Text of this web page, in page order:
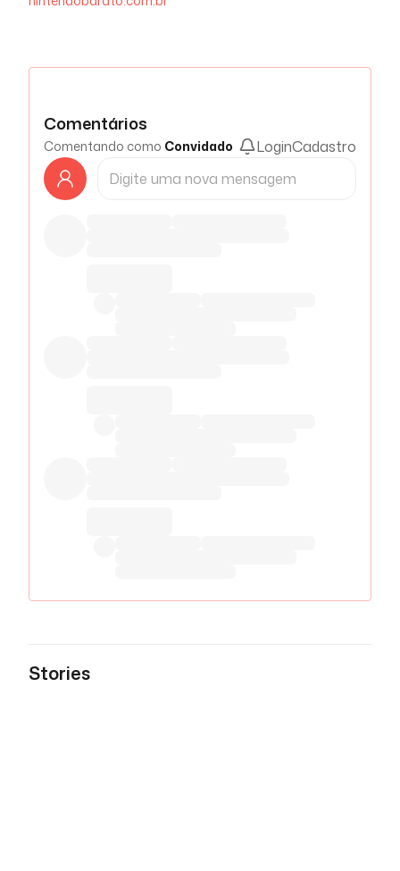
Comentários
Comentando como Convidado LoginCadastro
Stories